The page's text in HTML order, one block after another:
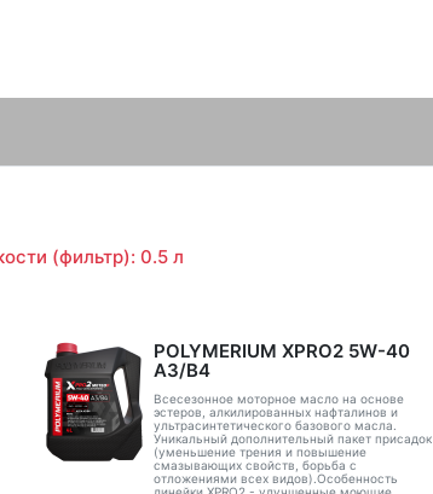
(фильтр): 0.5 л
POLYMERIUM XPRO2 5W-40
A3/B4
Всесезонное моторное масло на основе
эстеров, алкилированных нафталинов и
ультрасинтетического базового масла.
Уникальный дополнительный пакет присадок
(уменьшение трения и повышение
смазывающих свойств, борьба с
отложениями всех видов).Особенность